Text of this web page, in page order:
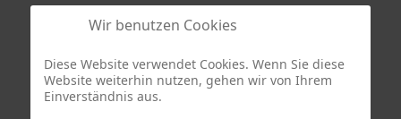
Wir benutzen Cookies
Diese Website verwendet Cookies. Wenn Sie diese
Website weiterhin nutzen, gehen wir von Ihrem
Einverständnis aus.